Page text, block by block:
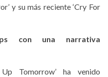
y su más reciente ‘Cry For
con una narrativa
Tomorrow’ ha venido